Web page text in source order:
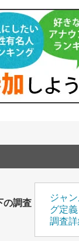
の調査
ジャ
グ定義
調査